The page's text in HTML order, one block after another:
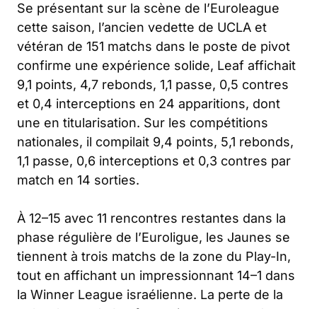
Se présentant sur la scène de l’Euroleague
cette saison, l’ancien vedette de UCLA et
vétéran de 151 matchs dans le poste de pivot
confirme une expérience solide, Leaf affichait
9,1 points, 4,7 rebonds, 1,1 passe, 0,5 contres
et 0,4 interceptions en 24 apparitions, dont
une en titularisation. Sur les compétitions
nationales, il compilait 9,4 points, 5,1 rebonds,
1,1 passe, 0,6 interceptions et 0,3 contres par
match en 14 sorties.
À 12–15 avec 11 rencontres restantes dans la
phase régulière de l’Euroligue, les Jaunes se
tiennent à trois matchs de la zone du Play-In,
tout en affichant un impressionnant 14–1 dans
la Winner League israélienne. La perte de la